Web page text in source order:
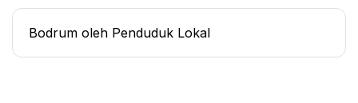
Bodrum oleh Penduduk Lokal